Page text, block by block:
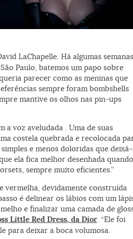
LaChapelle. Há algumas
Paulo, batemos um papo sobre
parecer como as meninas que
sempre foram bombshells
mantive os olhos nas pin-ups
a voz aveludada . Uma de suas
costela quebrada e recolocada
e menos doloridas que
ela fica melhor desenhada quando
sempre muito eficientes.”
vermelha, devidamente construída
é delinear os lábios com um
e finalizar uma camada de
Little Red Dress, da Dior. “Ele foi
para deixar a boca volumosa.